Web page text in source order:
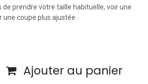
de prendre votre taille habituelle, voir une
une coupe plus ajustée
Ajouter au panier